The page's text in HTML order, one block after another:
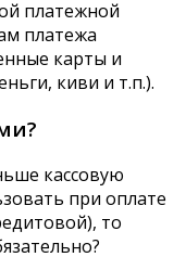
платежной
платежа
карты и
киви и т.п.).
кассовую
при оплате
то